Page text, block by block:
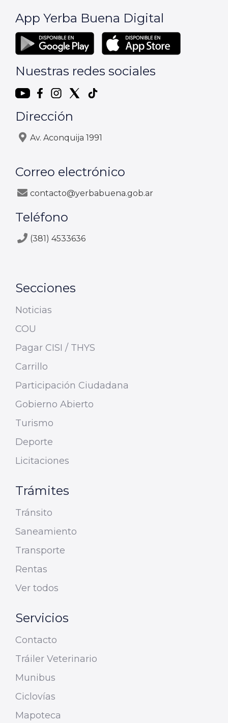
App Yerba Buena Digital
Nuestras redes sociales
Dirección
Av. Aconquija 1991
Correo electrónico
contacto@yerbabuena.gob.ar
Teléfono
(381) 4533636
Secciones
Noticias
COU
Pagar CISI / THYS
Carrillo
Participación Ciudadana
Gobierno Abierto
Turismo
Deporte
Licitaciones
Trámites
Tránsito
Saneamiento
Transporte
Rentas
Ver todos
Servicios
Contacto
Tráiler Veterinario
Munibus
Ciclovías
Mapoteca